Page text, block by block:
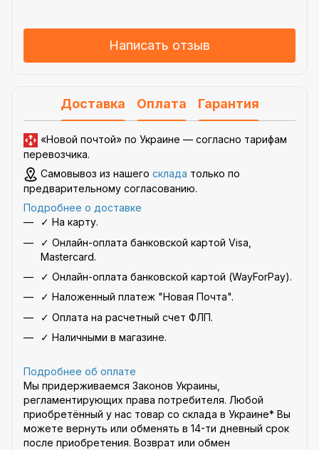
Написать отзыв
Доставка Оплата Гарантия
«Новой почтой» по Украине — согласно тарифам
перевозчика.
Самовывоз из нашего склада только по
предварительному согласованию.
Подробнее о доставке
✓ На карту.
✓ Онлайн-оплата банковской картой Visa,
Mastercard.
✓ Онлайн-оплата банковской картой (WayForPay).
✓ Наложенный платеж "Новая Почта".
✓ Оплата на расчетный счет ФЛП.
✓ Наличными в магазине.
Подробнее об оплате
Мы придерживаемся Законов Украины,
регламентирующих права потребителя. Любой
приобретённый у нас товар со склада в Украине* Вы
можете вернуть или обменять в 14-ти дневный срок
после приобретения. Возврат или обмен